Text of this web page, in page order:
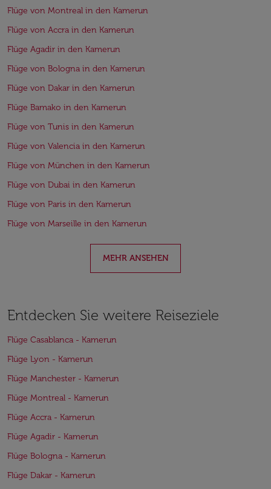
Flüge von Montreal in den Kamerun
Flüge von Accra in den Kamerun
Flüge Agadir in den Kamerun
Flüge von Bologna in den Kamerun
Flüge von Dakar in den Kamerun
Flüge Bamako in den Kamerun
Flüge von Tunis in den Kamerun
Flüge von Valencia in den Kamerun
Flüge von München in den Kamerun
Flüge von Dubai in den Kamerun
Flüge von Paris in den Kamerun
Flüge von Marseille in den Kamerun
MEHR ANSEHEN
Entdecken Sie weitere Reiseziele
Flüge Casablanca - Kamerun
Flüge Lyon - Kamerun
Flüge Manchester - Kamerun
Flüge Montreal - Kamerun
Flüge Accra - Kamerun
Flüge Agadir - Kamerun
Flüge Bologna - Kamerun
Flüge Dakar - Kamerun